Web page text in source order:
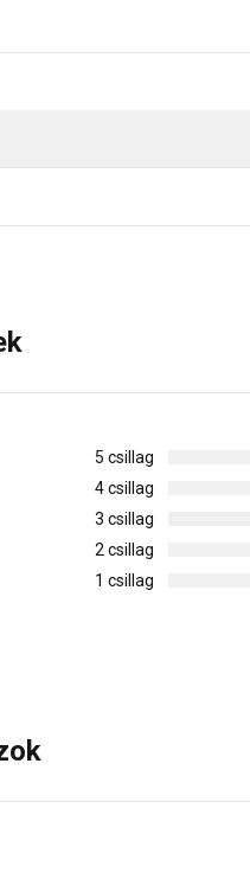
5 csillag
4 csillag
3 csillag
2 csillag
1 csillag